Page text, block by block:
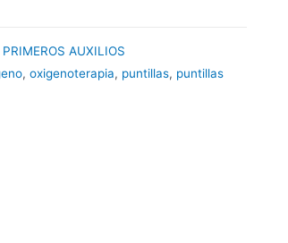
PRIMEROS AUXILIOS
,oxigenoterapia, puntillas, puntillas